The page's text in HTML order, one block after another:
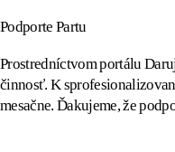
Podporte Partu
Prostredníctvom portálu
činnosť. K
mesačne. Ďakujeme, že